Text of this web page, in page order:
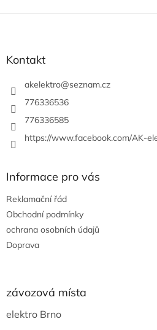
Z
Kontakt
akelektro@seznam.cz
776336536
776336585
https://www.facebook.com/AK-
Informace pro vás
Reklamační řád
Obchodní podmínky
ochrana osobních údajů
Doprava
závozová místa
elektro Brno